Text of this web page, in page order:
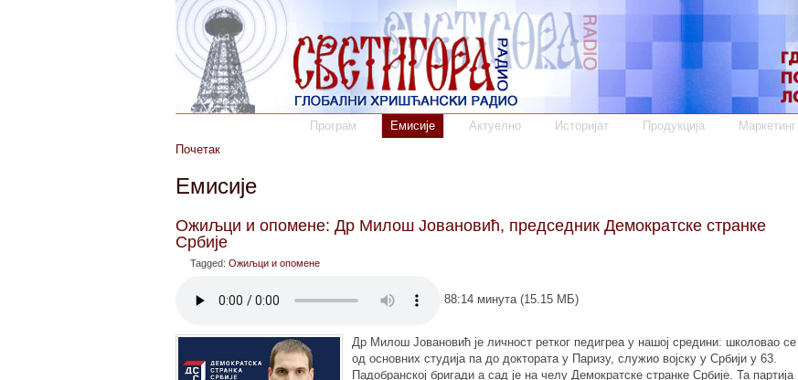
Програм Емисије Актуелно Историјат Продукција Маркетинг
Почетак
Емисије
Ожиљци и опомене: Др Милош Јовановић, председник Демократске странке
Србије
Tagged: Ожиљци и опомене
88:14 минута (15.15 МБ)
Др Милош Јовановић је личност ретког педигреа у нашој средини: школовао се
од основних студија па до доктората у Паризу, служио војску у Србији у 63.
Падобранској бригади а сад је на челу Демократске странке Србије. Та партија